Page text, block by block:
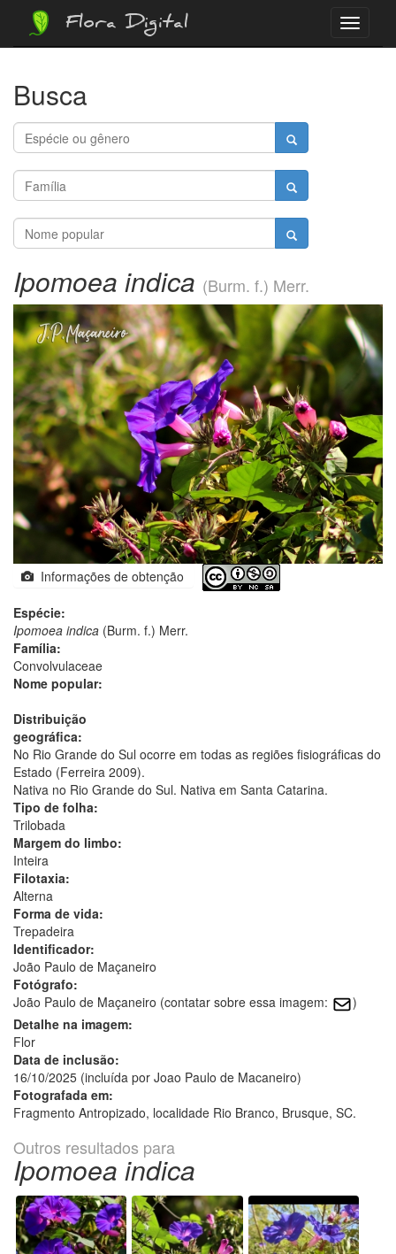
Menu
Flora Digital
Busca
Ipomoea indica (Burm. f.) Merr.
Informações de obtenção
Espécie:
Ipomoea indica (Burm. f.) Merr.
Família:
Convolvulaceae
Nome popular:
Distribuição
geográfica:
No Rio Grande do Sul ocorre em todas as regiões fisiográficas do
Estado (Ferreira 2009).
Nativa no Rio Grande do Sul. Nativa em Santa Catarina.
Tipo de folha:
Trilobada
Margem do limbo:
Inteira
Filotaxia:
Alterna
Forma de vida:
Trepadeira
Identificador:
João Paulo de Maçaneiro
Fotógrafo:
João Paulo de Maçaneiro (contatar sobre essa imagem:
)
Detalhe na imagem:
Flor
Data de inclusão:
16/10/2025 (incluída por Joao Paulo de Macaneiro)
Fotografada em:
Fragmento Antropizado, localidade Rio Branco, Brusque, SC.
Outros resultados para
Ipomoea indica